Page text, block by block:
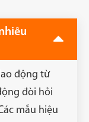
động từ
đòi hỏi
mẫu hiệu